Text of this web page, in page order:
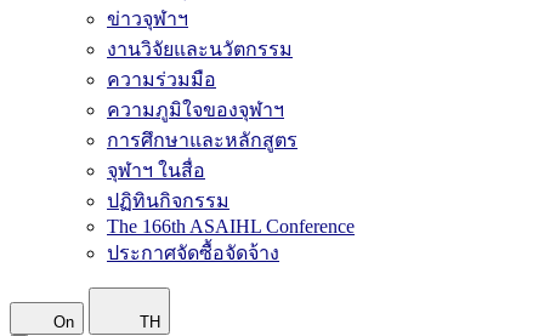
ข่าวจุฬาฯ
งานวิจัยและนวัตกรรม
ความร่วมมือ
ความภูมิใจของจุฬาฯ
การศึกษาและหลักสูตร
จุฬาฯ ในสื่อ
ปฏิทินกิจกรรม
The 166th ASAIHL Conference
ประกาศจัดซื้อจัดจ้าง
On TH